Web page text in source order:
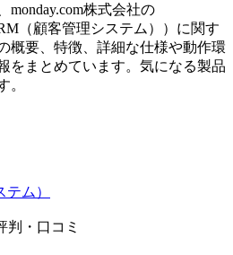
monday.com株式会社の
（顧客管理システム）
）に関す
概要、特徴、詳細な仕様や動作環
をまとめています。気になる製品
。
ム）
判・口コミ